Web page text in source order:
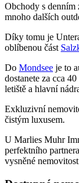
Obchody s denním
mnoho dalších
Díky tomu je
oblíbenou část
Do Mondsee je to
dostanete za cca
letiště a hlavní
Exkluzivní
čistým luxusem.
U Marlies Muhr
perfektního
vysněné